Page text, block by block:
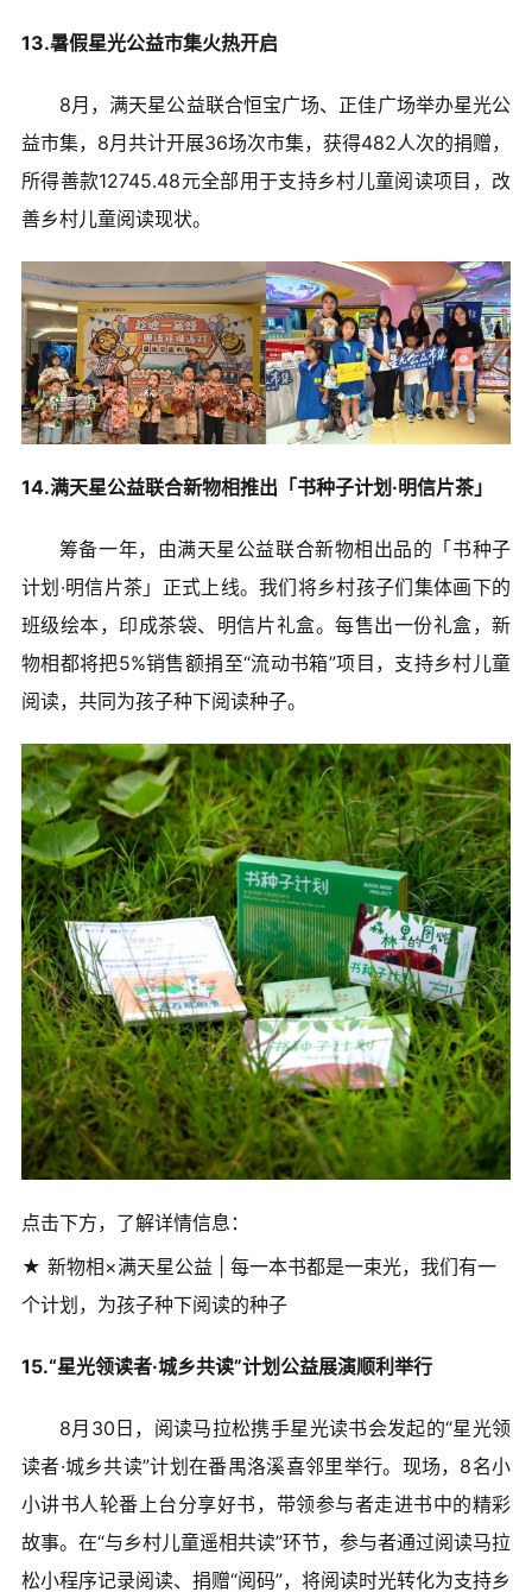
13.暑假星光公益市集火热开启
8月，满天星公益联合恒宝广场、正佳广场举办星光公
益市集，8月共计开展36场次市集，获得482人次的捐赠，
所得善款12745.48元全部用于支持乡村儿童阅读项目，改
善乡村儿童阅读现状。
14.满天星公益联合新物相推出「书种子计划·明信片茶」
筹备一年，由满天星公益联合新物相出品的「书种子
计划·明信片茶」正式上线。我们将乡村孩子们集体画下的
班级绘本，印成茶袋、明信片礼盒。每售出一份礼盒，新
物相都将把5%销售额捐至“流动书箱”项目，支持乡村儿童
阅读，共同为孩子种下阅读种子。
点击下方，了解详情信息：
★ 新物相×满天星公益 | 每一本书都是一束光，我们有一
个计划，为孩子种下阅读的种子
15.“星光领读者·城乡共读”计划公益展演顺利举行
8月30日，阅读马拉松携手星光读书会发起的“星光领
读者·城乡共读”计划在番禺洛溪喜邻里举行。现场，8名小
小讲书人轮番上台分享好书，带领参与者走进书中的精彩
故事。在“与乡村儿童遥相共读”环节，参与者通过阅读马拉
松小程序记录阅读、捐赠“阅码”，将阅读时光转化为支持乡